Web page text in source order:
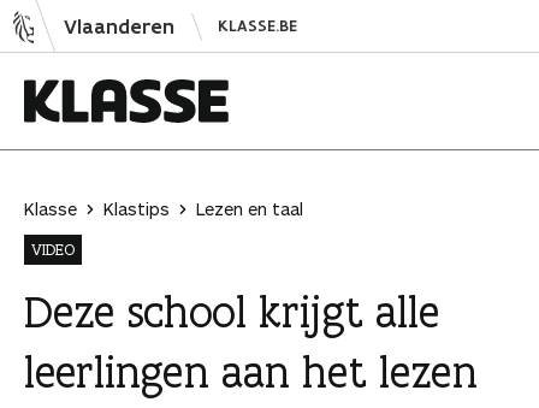
N
a
Vlaanderen KLASSE.BE
a
s
s
e
Klasse Klastips
Lezen en taal
VIDEO
Deze school krijgt alle
leerlingen aan het lezen